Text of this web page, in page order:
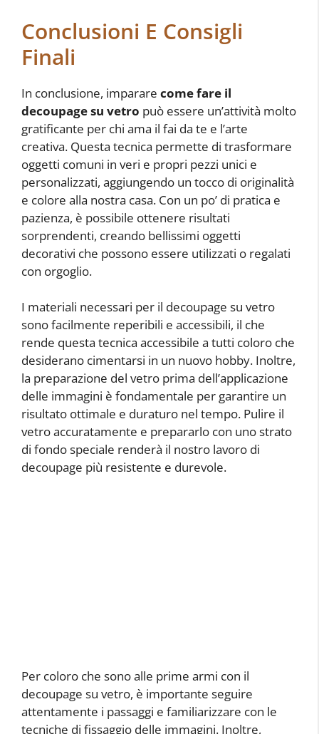
Conclusioni E Consigli
Finali
In conclusione, imparare come fare il
decoupage su vetro può essere un’attività molto
gratificante per chi ama il fai da te e l’arte
creativa. Questa tecnica permette di trasformare
oggetti comuni in veri e propri pezzi unici e
personalizzati, aggiungendo un tocco di originalità
e colore alla nostra casa. Con un po’ di pratica e
pazienza, è possibile ottenere risultati
sorprendenti, creando bellissimi oggetti
decorativi che possono essere utilizzati o regalati
con orgoglio.
I materiali necessari per il decoupage su vetro
sono facilmente reperibili e accessibili, il che
rende questa tecnica accessibile a tutti coloro che
desiderano cimentarsi in un nuovo hobby. Inoltre,
la preparazione del vetro prima dell’applicazione
delle immagini è fondamentale per garantire un
risultato ottimale e duraturo nel tempo. Pulire il
vetro accuratamente e prepararlo con uno strato
di fondo speciale renderà il nostro lavoro di
decoupage più resistente e durevole.
Per coloro che sono alle prime armi con il
decoupage su vetro, è importante seguire
attentamente i passaggi e familiarizzare con le
tecniche di fissaggio delle immagini. Inoltre,